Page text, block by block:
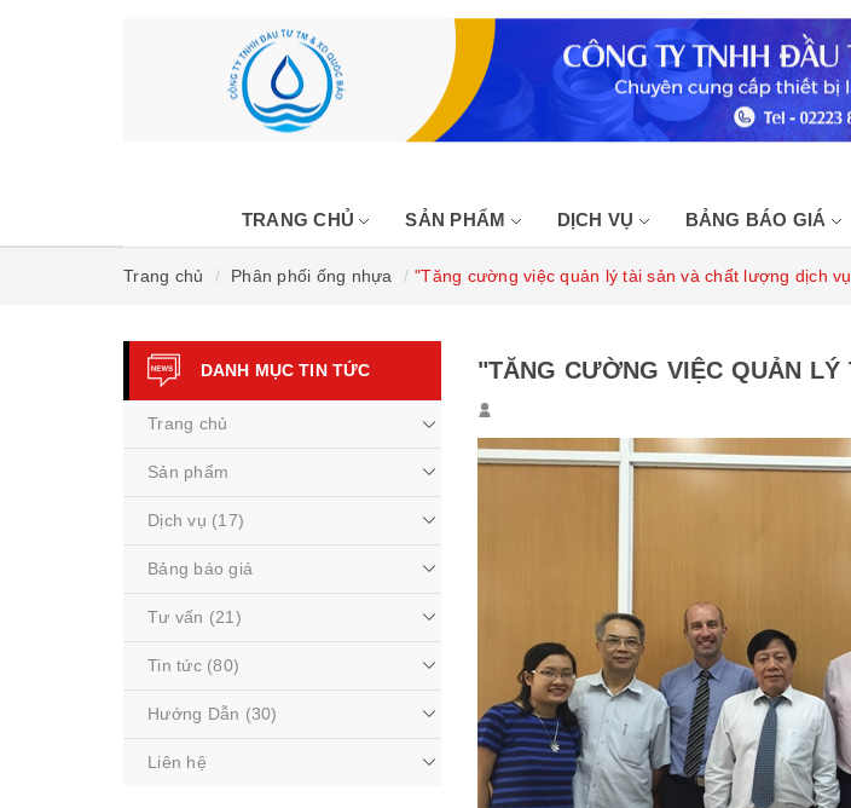
TRANG CHỦ SẢN PHẨM DỊCH VỤ BẢNG BÁO GIÁ
Trang chủ Phân phối ống nhựa "Tăng cường việc quản lý tài sản và chất lượng dịch
"TĂNG CƯỜNG VIỆC QUẢN
DANH MỤC TIN TỨC
Trang chủ
Sản phẩm
Dịch vụ (17)
Bảng báo giá
Tư vấn (21)
Tin tức (80)
Hướng Dẫn (30)
Liên hệ